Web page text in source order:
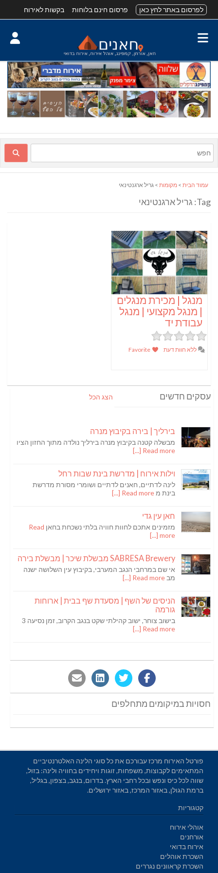
לפרסום באתר לחץ כאן פרסום חינם בלוחות בקשות לאירוח
עמוד הבית > מקומות > גריל ארגנטינאי
Tag: גריל ארגנטינאי
מנגל | מכירת מנגלים
| מנגל מקצועי | מנגל
עבודת יד
ללא חוות דעת
עסקים חדשים הצג הכל
בירליך | בירה בקיבוץ מנרה
מבשלה קטנה בקיבוץ מנרה בירליך נולדה מתוך החזון הציו
Read more [...]
וילות אירוח | מדרשת בינת שבות רחל
לינה לדתיים, חאנים לדתיים ושומרי מסורת מדרשת
בינת מRead more [...]
חאן עין גדי
מזמינים אתכם לחוות חוויה בלתי נשכחת בחאן Read
more [...]
SABRESA Brewery מבשלת שיכר | מבשלת בירה
אי שם במרחבי הנגב המערבי, בקיבוץ עין השלושה ישנה
מב Read more [...]
הניסים של השף | מסעדת שף בבית | ארוחות
גורמה
בישוב צוחר, ישוב קהילתי שקט בנגב הקרוב, זמן נסיעה 3
Read more [...]
חסויות במיקומים מתחלפים
פורטל האירוח מרכז עבורכם את כל סוגי הלינה האלטרנטיביים
המתאימים לקבוצות, משפחות, זוגות ויחידים בחוויה ולינה: בזול,
שווה לכל כיס ונפש ובכל רחבי הארץ. בדרום, בנגב, בצפון, בגליל,
ברמת הגולן, באזור המרכז, באזור ירושלים.
קטגוריות
אוהלי אירוח
אורחנים
אירוח בדואי
השכרת אוהלים
השכרת קראוונים נגררים